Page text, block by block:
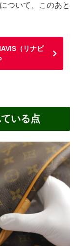
ついて、このあと
（リナビ
いる点